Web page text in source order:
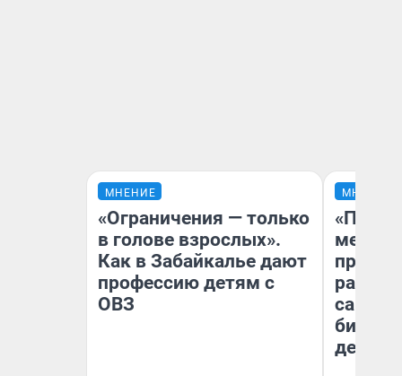
МНЕНИЕ
«Ограничения — только
в голове взрослых».
Как в Забайкалье дают
профессию детям с
ОВЗ
МНЕНИЕ
самом